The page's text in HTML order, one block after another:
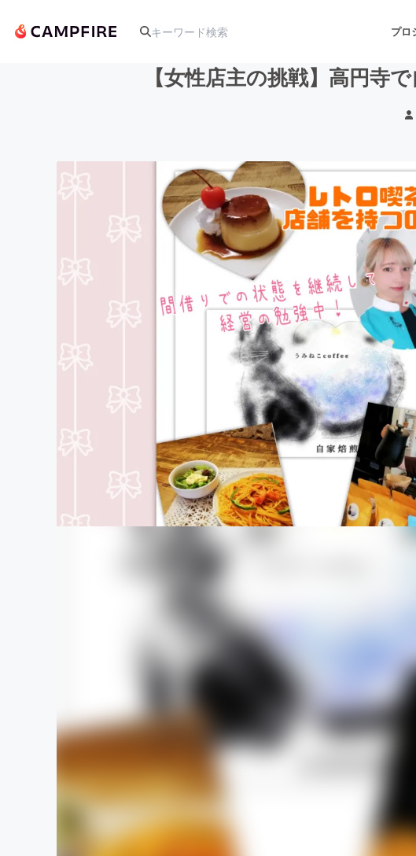
プロ
アート・写真 音楽
テクノロジー・ガジェット ゲーム・
書籍・雑
ビジネス・起業 チャレン
まちづくり・地域活性化
【女性店主の挑戦】高円寺